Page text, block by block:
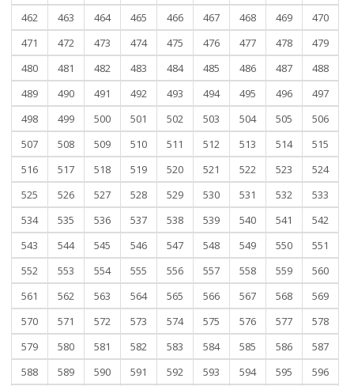
462
463 464 465 466 467 468 469
470
471
472 473 474 475 476 477 478
479
480
481 482 483 484 485 486 487
488
489
490 491 492 493 494 495 496
497
498
499 500 501 502 503 504 505
506
507
508 509 510 511 512 513 514
515
516
517 518 519 520 521 522 523
524
525
526 527 528 529 530 531 532
533
534
535 536 537 538 539 540 541
542
543
544 545 546 547 548 549 550
551
552
553 554 555 556 557 558 559
560
561
562 563 564 565 566 567 568
569
570
571 572 573 574 575 576 577
578
579
580 581 582 583 584 585 586
587
588
589 590 591 592 593 594 595 596